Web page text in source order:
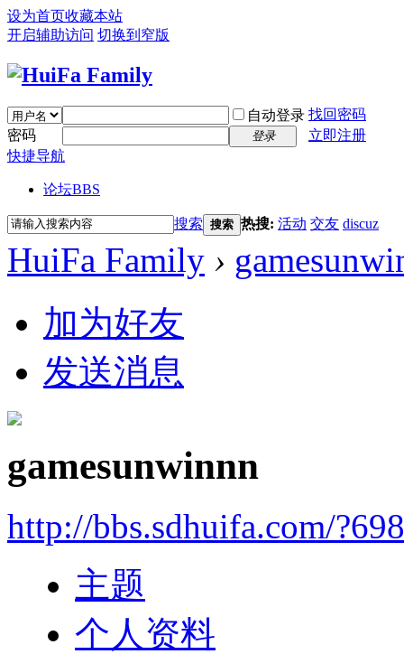
设为首页收藏本站
开启辅助访问 切换到窄版
自动登录 找回密码
密码
登录
立即注册
快捷导航
论坛BBS
搜索 搜索 热搜: 活动 交友 discuz
HuiFa Family ›
加为好友
发送消息
gamesunwinnn
http://bbs.sdhuifa.com/
主题
个人资料